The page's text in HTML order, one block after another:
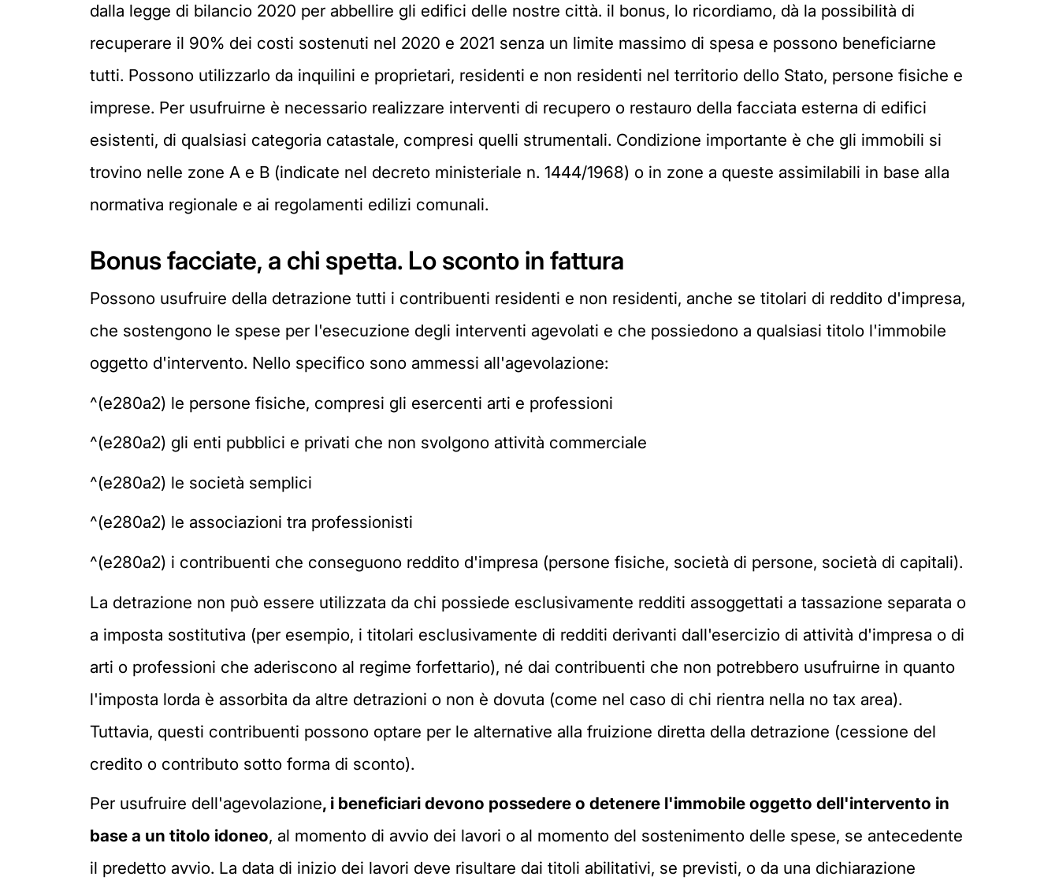
dalla legge di bilancio 2020 per abbellire gli edifici delle nostre città. il bonus, lo ricordiamo, dà la possibilità di
recuperare il 90% dei costi sostenuti nel 2020 e 2021 senza un limite massimo di spesa e possono beneficiarne
tutti. Possono utilizzarlo da inquilini e proprietari, residenti e non residenti nel territorio dello Stato, persone fisiche e
imprese. Per usufruirne è necessario realizzare interventi di recupero o restauro della facciata esterna di edifici
esistenti, di qualsiasi categoria catastale, compresi quelli strumentali. Condizione importante è che gli immobili si
trovino nelle zone A e B (indicate nel decreto ministeriale n. 1444/1968) o in zone a queste assimilabili in base alla
normativa regionale e ai regolamenti edilizi comunali.
Bonus facciate, a chi spetta. Lo sconto in fattura
Possono usufruire della detrazione tutti i contribuenti residenti e non residenti, anche se titolari di reddito d'impresa,
che sostengono le spese per l'esecuzione degli interventi agevolati e che possiedono a qualsiasi titolo l'immobile
oggetto d'intervento. Nello specifico sono ammessi all'agevolazione:
^(e280a2) le persone fisiche, compresi gli esercenti arti e professioni
^(e280a2) gli enti pubblici e privati che non svolgono attività commerciale
^(e280a2) le società semplici
^(e280a2) le associazioni tra professionisti
^(e280a2) i contribuenti che conseguono reddito d'impresa (persone fisiche, società di persone, società di capitali).
La detrazione non può essere utilizzata da chi possiede esclusivamente redditi assoggettati a tassazione separata o
a imposta sostitutiva (per esempio, i titolari esclusivamente di redditi derivanti dall'esercizio di attività d'impresa o di
arti o professioni che aderiscono al regime forfettario), né dai contribuenti che non potrebbero usufruirne in quanto
l'imposta lorda è assorbita da altre detrazioni o non è dovuta (come nel caso di chi rientra nella no tax area).
Tuttavia, questi contribuenti possono optare per le alternative alla fruizione diretta della detrazione (cessione del
credito o contributo sotto forma di sconto).
Per usufruire dell'agevolazione, i beneficiari devono possedere o detenere l'immobile oggetto dell'intervento in
base a un titolo idoneo, al momento di avvio dei lavori o al momento del sostenimento delle spese, se antecedente
il predetto avvio. La data di inizio dei lavori deve risultare dai titoli abilitativi, se previsti, o da una dichiarazione